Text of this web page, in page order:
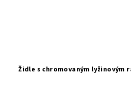
Židle s chromovaným lyžinovým